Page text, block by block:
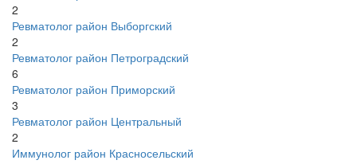
2
Ревматолог район Выборгский
2
Ревматолог район Петроградский
6
Ревматолог район Приморский
3
Ревматолог район Центральный
2
Иммунолог район Красносельский